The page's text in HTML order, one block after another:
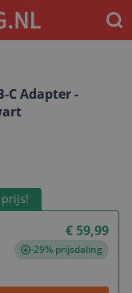
C Adapter -
€ 59,99
-29% prijsdaling